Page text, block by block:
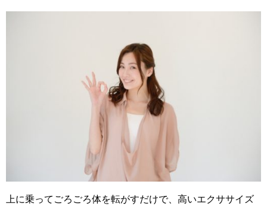
上に乗ってごろごろ体を転がすだけで、高いエクササイズ